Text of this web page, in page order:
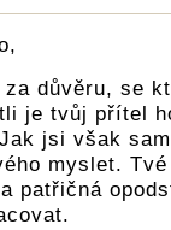
za důvěru, se
je tvůj přítel
jsi však
myslet.
patřičná